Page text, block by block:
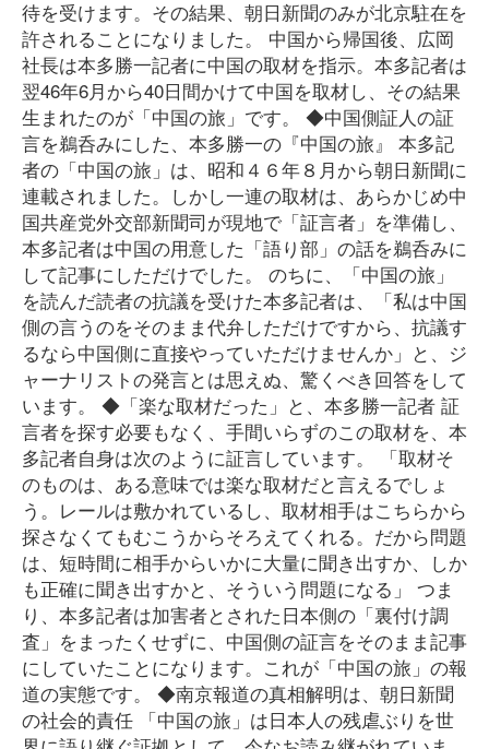
待を受けます。その結果、朝日新聞のみが北京駐在を
許されることになりました。 中国から帰国後、広岡
社長は本多勝一記者に中国の取材を指示。本多記者は
翌46年6月から40日間かけて中国を取材し、その結果
生まれたのが「中国の旅」です。 ◆中国側証人の証
言を鵜呑みにした、本多勝一の『中国の旅』 本多記
者の「中国の旅」は、昭和４６年８月から朝日新聞に
連載されました。しかし一連の取材は、あらかじめ中
国共産党外交部新聞司が現地で「証言者」を準備し、
本多記者は中国の用意した「語り部」の話を鵜呑みに
して記事にしただけでした。 のちに、「中国の旅」
を読んだ読者の抗議を受けた本多記者は、「私は中国
側の言うのをそのまま代弁しただけですから、抗議す
るなら中国側に直接やっていただけませんか」と、ジ
ャーナリストの発言とは思えぬ、驚くべき回答をして
います。 ◆「楽な取材だった」と、本多勝一記者 証
言者を探す必要もなく、手間いらずのこの取材を、本
多記者自身は次のように証言しています。 「取材そ
のものは、ある意味では楽な取材だと言えるでしょ
う。レールは敷かれているし、取材相手はこちらから
探さなくてもむこうからそろえてくれる。だから問題
は、短時間に相手からいかに大量に聞き出すか、しか
も正確に聞き出すかと、そういう問題になる」 つま
り、本多記者は加害者とされた日本側の「裏付け調
査」をまったくせずに、中国側の証言をそのまま記事
にしていたことになります。これが「中国の旅」の報
道の実態です。 ◆南京報道の真相解明は、朝日新聞
の社会的責任 「中国の旅」は日本人の残虐ぶりを世